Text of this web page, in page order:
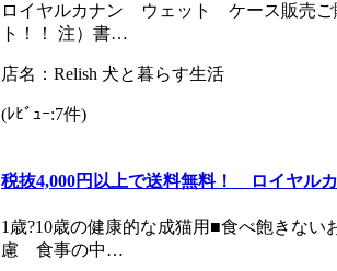
ロイヤルカナン ウェット ケース販売ご
ト！！ 注）書…
店名：Relish 犬と暮らす生活
(ﾚﾋﾞｭｰ:7件)
税抜4,000円以上で送料無料！ ロイヤ
1歳?10歳の健康的な成猫用■食べ飽きな
慮 食事の中…